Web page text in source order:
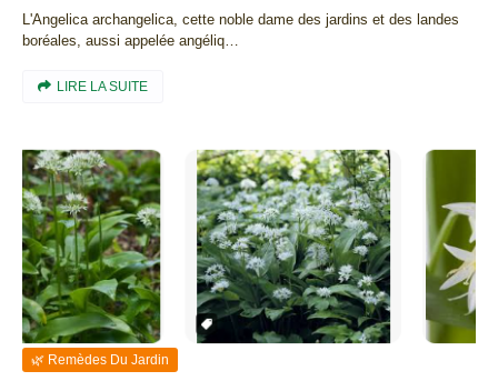
L'Angelica archangelica, cette noble dame des jardins et des landes
boréales, aussi appelée angéliq…
LIRE LA SUITE
🌿 Remèdes Du Jardin